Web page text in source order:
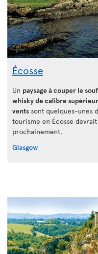
Écosse
Un paysage à couper le
whisky de calibre supérieur
vents sont quelques-unes
tourisme en Écosse
prochainement.
Glasgow